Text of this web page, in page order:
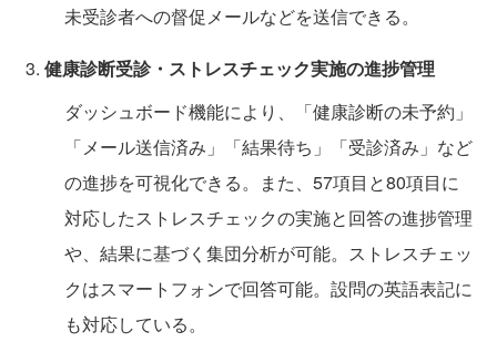
未受診者への督促メールなどを送信できる。
健康診断受診・ストレスチェック実施の進捗管理
ダッシュボード機能により、「健康診断の未予約」
「メール送信済み」「結果待ち」「受診済み」など
の進捗を可視化できる。また、57項目と80項目に
対応したストレスチェックの実施と回答の進捗管理
や、結果に基づく集団分析が可能。ストレスチェッ
クはスマートフォンで回答可能。設問の英語表記に
も対応している。